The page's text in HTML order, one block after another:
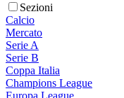
Sezioni
Calcio
Mercato
Serie A
Serie B
Coppa Italia
Champions League
Europa League